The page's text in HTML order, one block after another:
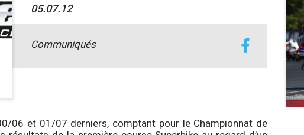
05.07.12
Communiqués
06 et 01/07 derniers, comptant pour le Championnat de